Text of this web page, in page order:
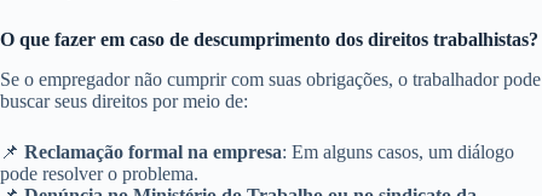
O que fazer em caso de descumprimento dos direitos trabalhistas?
Se o empregador não cumprir com suas obrigações, o trabalhador pode
buscar seus direitos por meio de:
📌 Reclamação formal na empresa: Em alguns casos, um diálogo
pode resolver o problema.